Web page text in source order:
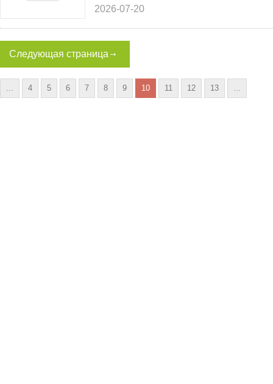
2026-07-20
Следующая страница
... 4 5 6 7 8 9 10 11 12 13 ...